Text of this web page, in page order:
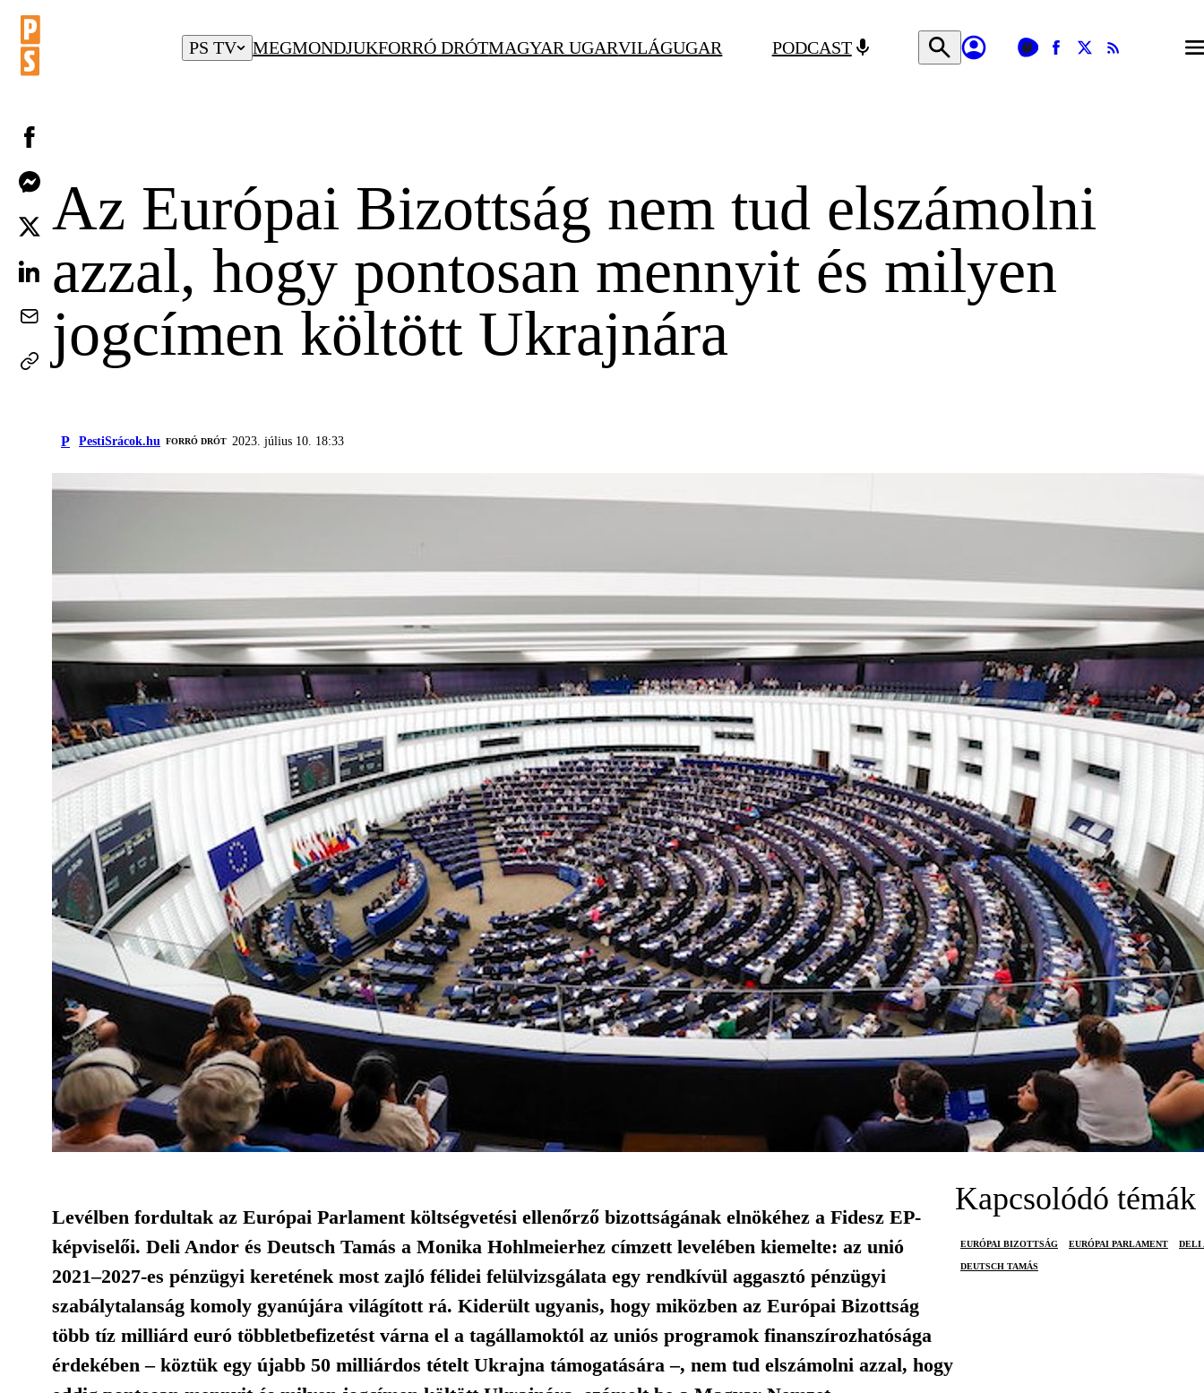
PS TV MEGMONDJUKFORRÓ DRÓTMAGYAR UGARVILÁGUGAR PODCAST
Az Európai Bizottság nem tud elszámolni
azzal, hogy pontosan mennyit és milyen
jogcímen költött Ukrajnára
P PestiSrácok.hu FORRÓ DRÓT 2023. július 10. 18:33
Levélben fordultak az Európai Parlament költségvetési ellenőrző bizottságának elnökéhez a Fidesz EP-
képviselői. Deli Andor és Deutsch Tamás a Monika Hohlmeierhez címzett levelében kiemelte: az unió
2021–2027-es pénzügyi keretének most zajló félidei felülvizsgálata egy rendkívül aggasztó pénzügyi
szabálytalanság komoly gyanújára világított rá. Kiderült ugyanis, hogy miközben az Európai Bizottság
több tíz milliárd euró többletbefizetést várna el a tagállamoktól az uniós programok finanszírozhatósága
érdekében – köztük egy újabb 50 milliárdos tételt Ukrajna támogatására –, nem tud elszámolni azzal, hogy
Kapcsolódó témák
EURÓPAI BIZOTTSÁG EURÓPAI PARLAMENT DELI
DEUTSCH TAMÁS